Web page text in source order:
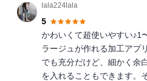
lala224lala
5
かわいくて超使いやすい♪1
ラージュが作れる加工アプ
でも充分だけど、細かく余
を入れることもできます。